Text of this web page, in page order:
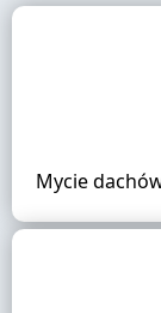
Mycie